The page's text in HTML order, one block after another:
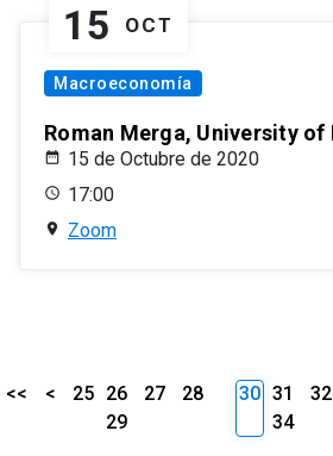
15 OCT
Macroeconomía
Roman Merga, University of
15 de Octubre de 2020
17:00
Zoom
<< < 25 26 27
28
29
30 31 32
34